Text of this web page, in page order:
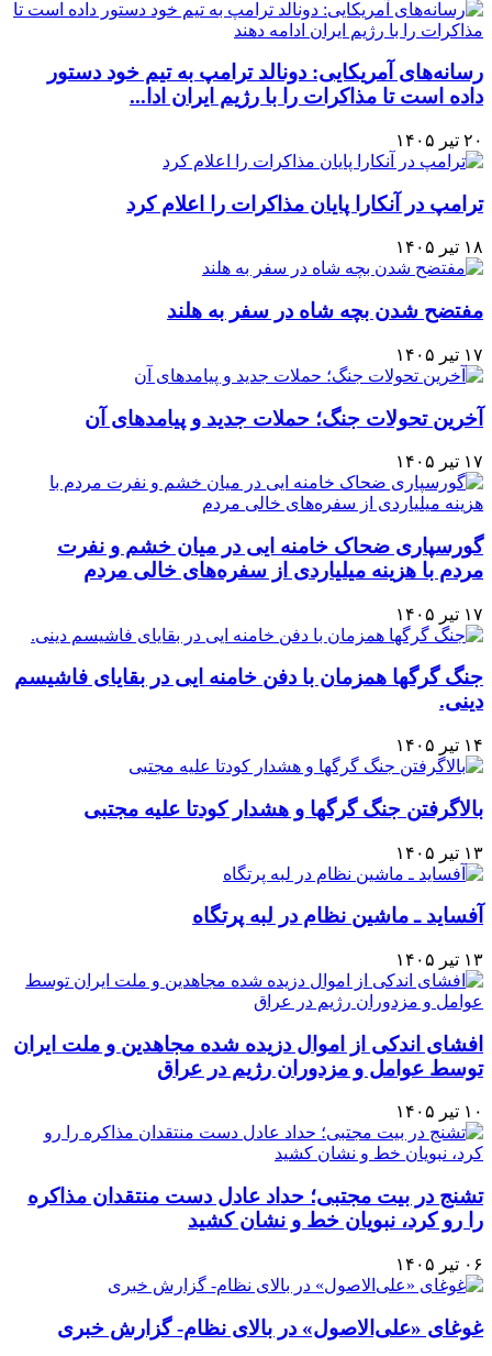
رسانه‌های آمریکایی: دونالد ترامپ به تیم خود دستور
داده است تا مذاکرات را با رژیم ایران ادا...
۲۰ تیر ۱۴۰۵
ترامپ در آنکارا پایان مذاکرات را اعلام کرد
۱۸ تیر ۱۴۰۵
مفتضح شدن بچه شاه در سفر به هلند
۱۷ تیر ۱۴۰۵
آخرین تحولات جنگ؛ حملات جدید و پیامدهای آن
۱۷ تیر ۱۴۰۵
گورسپاری ضحاک خامنه ایی در میان خشم و نفرت
مردم با هزینه میلیاردی از سفره‌های خالی مردم
۱۷ تیر ۱۴۰۵
جنگ گرگها همزمان با دفن خامنه ایی در بقایای فاشیسم
دینی.
۱۴ تیر ۱۴۰۵
بالاگرفتن جنگ گرگها و هشدار کودتا علیه مجتبی
۱۳ تیر ۱۴۰۵
آفساید ـ ماشین نظام در لبه پرتگاه
۱۳ تیر ۱۴۰۵
افشای اندکی از اموال دزیده شده مجاهدین و ملت ایران
توسط عوامل و مزدوران رژیم در عراق
۱۰ تیر ۱۴۰۵
تشنج در بیت مجتبی؛ حداد عادل دست منتقدان مذاکره
را رو کرد، نبویان خط و نشان کشید
۰۶ تیر ۱۴۰۵
غوغای «علی‌الاصول» در بالای نظام- گزارش خبری